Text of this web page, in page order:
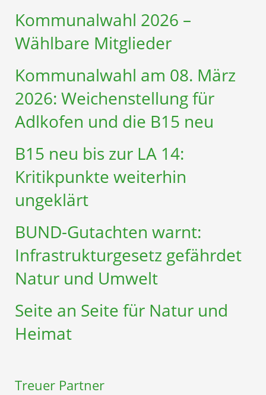
Kommunalwahl 2026 –
Wählbare Mitglieder
Kommunalwahl am 08. März
2026: Weichenstellung für
Adlkofen und die B15 neu
B15 neu bis zur LA 14:
Kritikpunkte weiterhin
ungeklärt
BUND-Gutachten warnt:
Infrastruktur­gesetz gefährdet
Natur und Umwelt
Seite an Seite für Natur und
Heimat
Treuer Partner